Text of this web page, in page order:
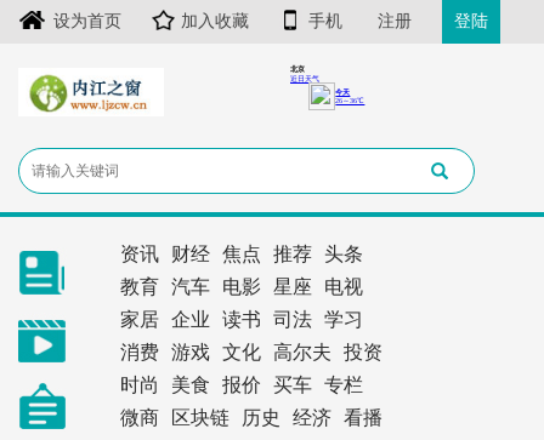
设为首页 加入收藏 手机 注册 登陆
资讯 财经 焦点 推荐
头条
教育
汽车 电影 星座
电视
家居
企业 读书 司法
学习
消费
游戏 文化 高尔夫
投资
时尚
美食 报价 买车
专栏
微商
区块链 历史 经济 看播